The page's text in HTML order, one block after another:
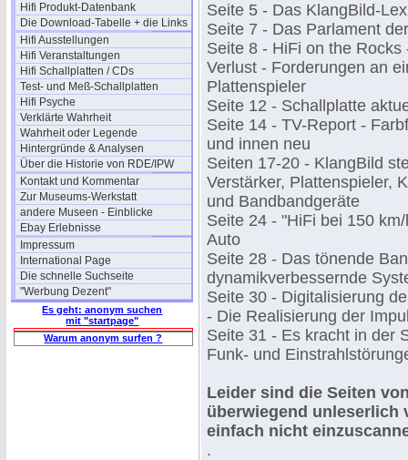
Hifi Produkt-Datenbank
Die Download-Tabelle + die Links
Hifi Ausstellungen
Hifi Veranstaltungen
Hifi Schallplatten / CDs
Test- und Meß-Schallplatten
Hifi Psyche
Verklärte Wahrheit
Wahrheit oder Legende
Hintergründe & Analysen
Über die Historie von RDE/IPW
Kontakt und Kommentar
Zur Museums-Werkstatt
andere Museen - Einblicke
Ebay Erlebnisse
Impressum
International Page
Die schnelle Suchseite
"Werbung Dezent"
Es geht: anonym suchen
mit "startpage"
Warum anonym surfen ?
Seite 5 - Das KlangBild-
Seite 7 - Das Parlament
Seite 8 - HiFi on the Rocks
Verlust - Forderungen an
Plattenspieler
Seite 12 - Schallplatte
Seite 14 - TV-Report -
und innen neu
Seiten 17-20 - KlangBild
Verstärker, Plattenspieler,
und Bandbandgeräte
Seite 24 - "HiFi bei 150
Auto
Seite 28 - Das tönende
dynamikverbessernde
Seite 30 - Digitalisierung
- Die Realisierung der
Seite 31 - Es kracht in der
Funk- und
Leider sind die Seiten
überwiegend unleserlich
einfach nicht
.